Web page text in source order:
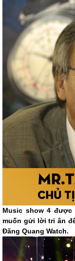
Music show 4 được
muốn gửi lời tri ân
Đăng Quang Watch.